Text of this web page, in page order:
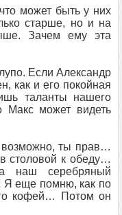
может быть у них
старше, но и на
Зачем ему эта
Если Александр
как и его покойная
таланты нашего
Макс может видеть
ты прав…
столовой к обеду…
наш серебряный
Я еще помню, как по
кофей… Потом он